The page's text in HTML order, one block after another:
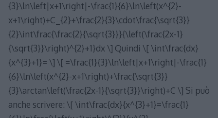
{3}\ln\left|x+1\right|-\frac{1}{6}\ln\left(x^{2}-
x+1\right)+C_{2}+\frac{2}{3}\cdot\frac{\sqrt{3}}
{2}\int\frac{\frac{2}{\sqrt{3}}}{\left(\frac{2x-1}
{\sqrt{3}}\right)^{2}+1}dx \] Quindi \[ \int\frac{dx}
{x^{3}+1}= \] \[ =\frac{1}{3}\ln\left|x+1\right|-\frac{1}
{6}\ln\left(x^{2}-x+1\right)+\frac{\sqrt{3}}
{3}\arctan\left(\frac{2x-1}{\sqrt{3}}\right)+C \] Si può
anche scrivere: \[ \int\frac{dx}{x^{3}+1}=\frac{1}